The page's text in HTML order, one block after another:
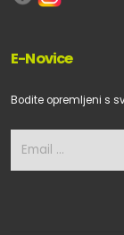
E-Novice
Bodite opremljeni s